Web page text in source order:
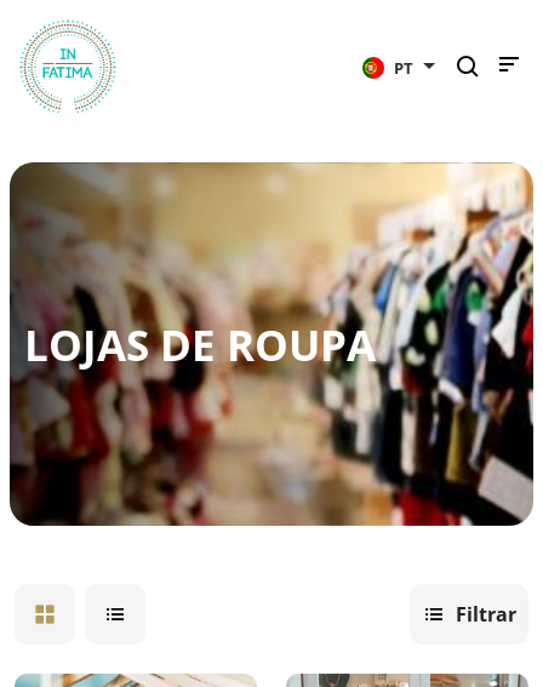
PT
LOJAS DE ROUPA
Filtrar